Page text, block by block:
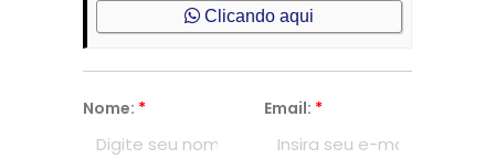
Clicando aqui
Nome: * Email: *